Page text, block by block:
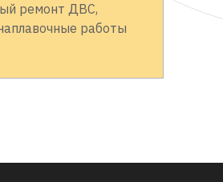
ремонт ДВС,
работы